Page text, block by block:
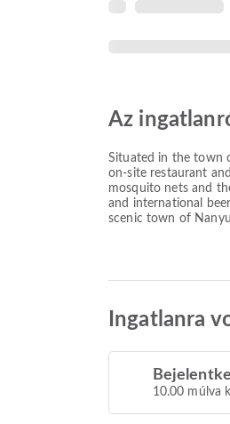
Az
Situated in the town
on-site restaurant
mosquito nets and
and international
scenic town of
Ingatlanra
10.00 múlva